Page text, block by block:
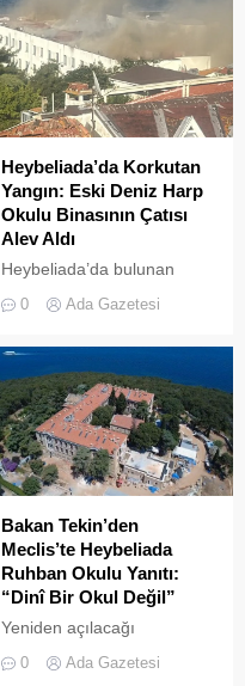
Heybeliada’da Korkutan
Yangın: Eski Deniz Harp
Okulu Binasının Çatısı
Alev Aldı
Heybeliada’da bulunan
çatısında, tamirat
yoğun duman paniğe neden
olurken, itfaiye ekipleri
yangına hızla müdahale etti.
0 Ada Gazetesi
Bakan Tekin’den
Meclis’te Heybeliada
Ruhban Okulu Yanıtı:
“Dinî Bir Okul Değil”
Yeniden açılacağı
kamuoyunda sıkça tartışılan
0 Ada Gazetesi